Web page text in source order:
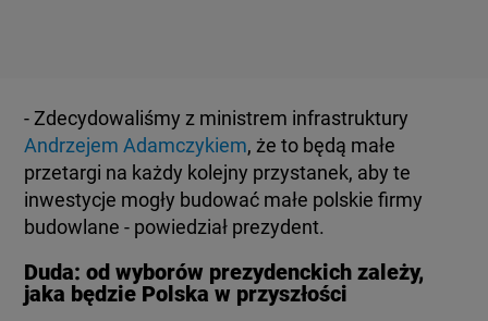
- Zdecydowaliśmy z ministrem infrastruktury
Andrzejem Adamczykiem, że to będą małe
przetargi na każdy kolejny przystanek, aby te
inwestycje mogły budować małe polskie firmy
budowlane - powiedział prezydent.
Duda: od wyborów prezydenckich zależy,
jaka będzie Polska w przyszłości